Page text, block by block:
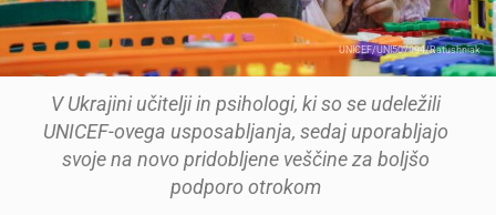
UNICEF/UNI507994/Ratushniak
V Ukrajini učitelji in psihologi, ki so se udeležili
UNICEF-ovega usposabljanja, sedaj uporabljajo
svoje na novo pridobljene veščine za boljšo
podporo otrokom